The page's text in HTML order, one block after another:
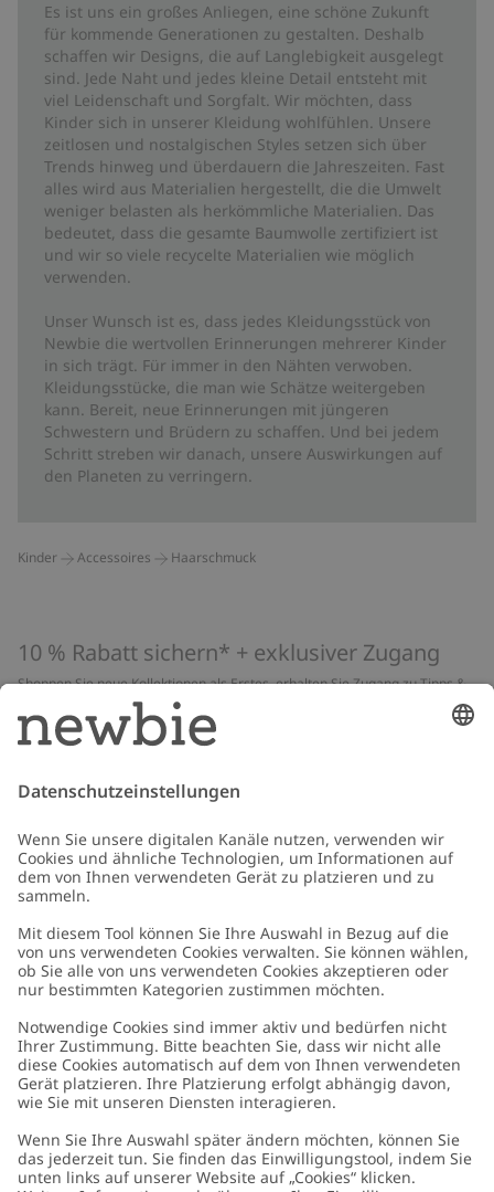
Es ist uns ein großes Anliegen, eine schöne Zukunft
für kommende Generationen zu gestalten. Deshalb
schaffen wir Designs, die auf Langlebigkeit ausgelegt
sind. Jede Naht und jedes kleine Detail entsteht mit
viel Leidenschaft und Sorgfalt. Wir möchten, dass
Kinder sich in unserer Kleidung wohlfühlen. Unsere
zeitlosen und nostalgischen Styles setzen sich über
Trends hinweg und überdauern die Jahreszeiten. Fast
alles wird aus Materialien hergestellt, die die Umwelt
weniger belasten als herkömmliche Materialien. Das
bedeutet, dass die gesamte Baumwolle zertifiziert ist
und wir so viele recycelte Materialien wie möglich
verwenden.
Unser Wunsch ist es, dass jedes Kleidungsstück von
Newbie die wertvollen Erinnerungen mehrerer Kinder
in sich trägt. Für immer in den Nähten verwoben.
Kleidungsstücke, die man wie Schätze weitergeben
kann. Bereit, neue Erinnerungen mit jüngeren
Schwestern und Brüdern zu schaffen. Und bei jedem
Schritt streben wir danach, unsere Auswirkungen auf
den Planeten zu verringern.
Kinder Accessoires Haarschmuck
10 % Rabatt sichern* + exklusiver Zugang
Shoppen Sie neue Kollektionen als Erstes, erhalten Sie Zugang zu Tipps &
Guides und profitieren Sie von exklusiven Angeboten
*Gilt nur für deine erste Bestellung und ist nicht mit anderen Rabatten
oder Angeboten kombinierbar. Gilt nicht für limitierte Artikel. Lies unsere
Schicken
Kundenservice
Kontaktieren Sie uns
FAQ
Über uns
Über Newbie
Germany Standort ändern